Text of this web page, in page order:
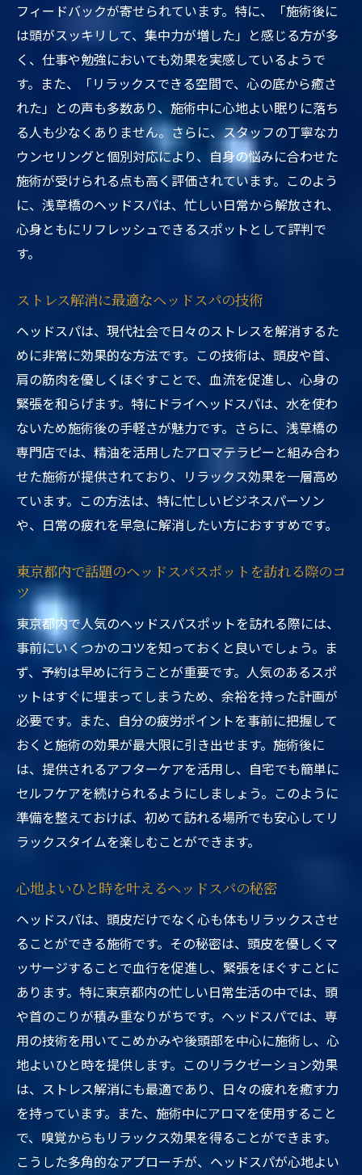
フィードバックが寄せられています。特に、「施術後に
は頭がスッキリして、集中力が増した」と感じる方が多
く、仕事や勉強においても効果を実感しているようで
す。また、「リラックスできる空間で、心の底から癒さ
れた」との声も多数あり、施術中に心地よい眠りに落ち
る人も少なくありません。さらに、スタッフの丁寧なカ
ウンセリングと個別対応により、自身の悩みに合わせた
施術が受けられる点も高く評価されています。このよう
に、浅草橋のヘッドスパは、忙しい日常から解放され、
心身ともにリフレッシュできるスポットとして評判で
す。
ストレス解消に最適なヘッドスパの技術
ヘッドスパは、現代社会で日々のストレスを解消するた
めに非常に効果的な方法です。この技術は、頭皮や首、
肩の筋肉を優しくほぐすことで、血流を促進し、心身の
緊張を和らげます。特にドライヘッドスパは、水を使わ
ないため施術後の手軽さが魅力です。さらに、浅草橋の
専門店では、精油を活用したアロマテラピーと組み合わ
せた施術が提供されており、リラックス効果を一層高め
ています。この方法は、特に忙しいビジネスパーソン
や、日常の疲れを早急に解消したい方におすすめです。
東京都内で話題のヘッドスパスポットを訪れる際のコ
ツ
東京都内で人気のヘッドスパスポットを訪れる際には、
事前にいくつかのコツを知っておくと良いでしょう。ま
ず、予約は早めに行うことが重要です。人気のあるスポ
ットはすぐに埋まってしまうため、余裕を持った計画が
必要です。また、自分の疲労ポイントを事前に把握して
おくと施術の効果が最大限に引き出せます。施術後に
は、提供されるアフターケアを活用し、自宅でも簡単に
セルフケアを続けられるようにしましょう。このように
準備を整えておけば、初めて訪れる場所でも安心してリ
ラックスタイムを楽しむことができます。
心地よいひと時を叶えるヘッドスパの秘密
ヘッドスパは、頭皮だけでなく心も体もリラックスさせ
ることができる施術です。その秘密は、頭皮を優しくマ
ッサージすることで血行を促進し、緊張をほぐすことに
あります。特に東京都内の忙しい日常生活の中では、頭
や首のこりが積み重なりがちです。ヘッドスパでは、専
用の技術を用いてこめかみや後頭部を中心に施術し、心
地よいひと時を提供します。このリラクゼーション効果
は、ストレス解消にも最適であり、日々の疲れを癒す力
を持っています。また、施術中にアロマを使用すること
で、嗅覚からもリラックス効果を得ることができます。
こうした多角的なアプローチが、ヘッドスパが心地よい